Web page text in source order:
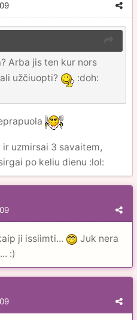
Arba jis ten kur nors
užčiuopti?
:doh:
uzmirsai 3 savaitem,
po keliu dienu :lol:
ji issiimti...
Juk nera
:)